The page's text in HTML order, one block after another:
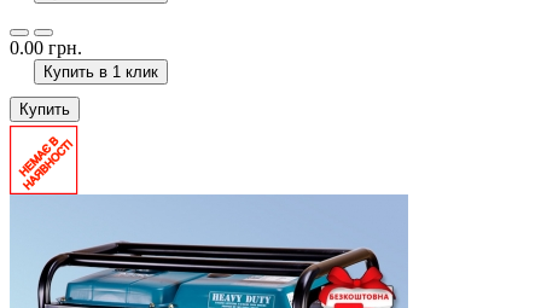
0.00 грн.
Купить в 1 клик
Купить